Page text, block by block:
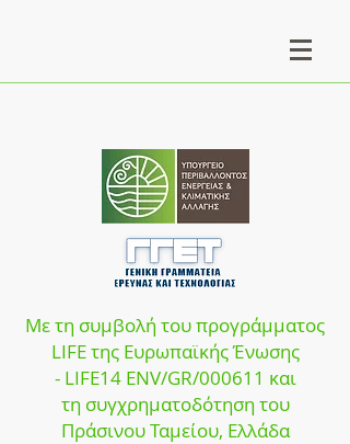
Με τη συμβολή του προγράμματος
LIFE της Ευρωπαϊκής Ένωσης
- LIFE14 ENV/GR/000611 και
τη συγχρηματοδότηση του
Πράσινου Ταμείου, Ελλάδα